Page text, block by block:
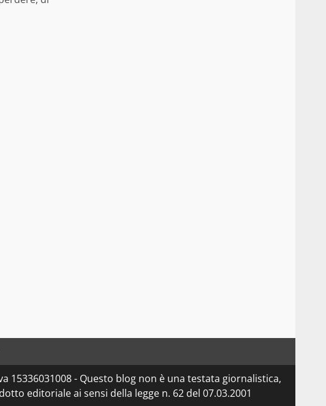
15336031008 - Questo blog non è una testata giornalistica,
editoriale ai sensi della legge n. 62 del 07.03.2001